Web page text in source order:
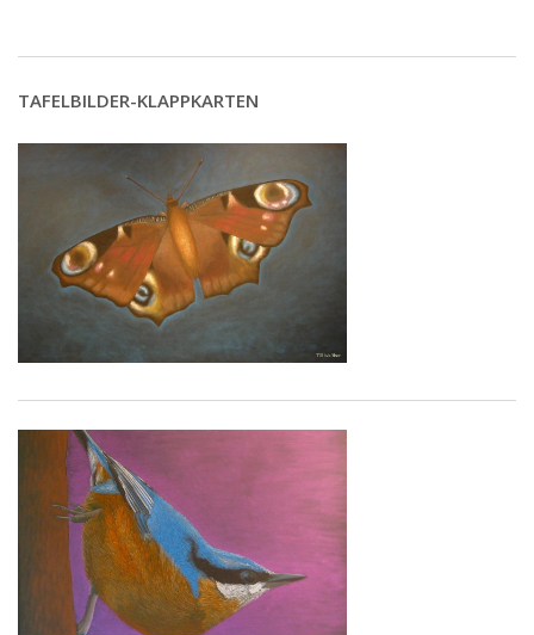
TAFELBILDER-KLAPPKARTEN